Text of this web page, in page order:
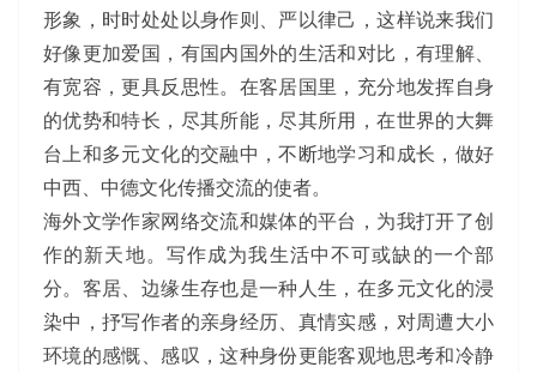
形象，时时处处以身作则、严以律己，这样说来我们
好像更加爱国，有国内国外的生活和对比，有理解、
有宽容，更具反思性。在客居国里，充分地发挥自身
的优势和特长，尽其所能，尽其所用，在世界的大舞
台上和多元文化的交融中，不断地学习和成长，做好
中西、中德文化传播交流的使者。
海外文学作家网络交流和媒体的平台，为我打开了创
作的新天地。写作成为我生活中不可或缺的一个部
分。客居、边缘生存也是一种人生，在多元文化的浸
染中，抒写作者的亲身经历、真情实感，对周遭大小
环境的感慨、感叹，这种身份更能客观地思考和冷静